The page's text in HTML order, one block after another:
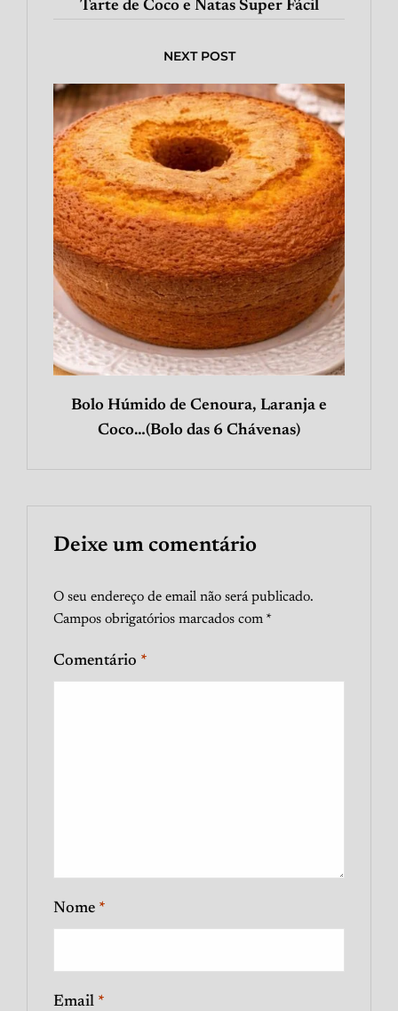
Tarte de Coco e Natas Super Fácil
NEXT POST
Bolo Húmido de Cenoura, Laranja e
Coco…(Bolo das 6 Chávenas)
Deixe um comentário
O seu endereço de email não será publicado.
Campos obrigatórios marcados com *
Comentário *
Nome *
Email *